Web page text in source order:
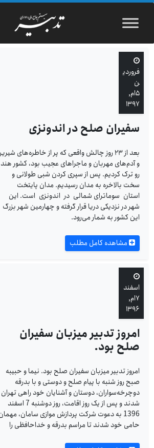
فروردی
ن
۵ام,
۱۳۹۷
سفیران صلح در اندونزی
بعد از ۲۳ روز چالش واقعی که پر از خاطره‌های شیرین
و آدم‌های مهربان و ماجراهای عجیب بود، کشور هند
رو ترک کردیم. پس از سپری کردن شبی طولانی و
سخت بالاخره به مدان رسیدیم. مدان پایتخت
استان سوماترای شمالی در اندونزی است. این
شهر در نزدیکی دریا قرار گرفته و چهارمین شهر بزرگ
این کشور به ‌شمار می‌رود.
مشاهده کامل مطلب
اسفند
۷ام,
۱۳۹۶
امروز تدبیر میزبان سفیران
صلح بود.
امروز تدبیر میزبان سفیران صلح بود. نیما و حبیبه
صبح روز شنبه با پیام صلح و دوستی و با بدرقه
دوچرخه‌سواران، دوستان و آشنایان خود راهی تهران
شدند و پس از یک روز اقامت، روز دوشنبه 7 اسفند
1396 به دعوت شرکت پردازش موازی سامان، مهمان
حامی خود شدند تا مراسم بدرقه و خداحافظی را